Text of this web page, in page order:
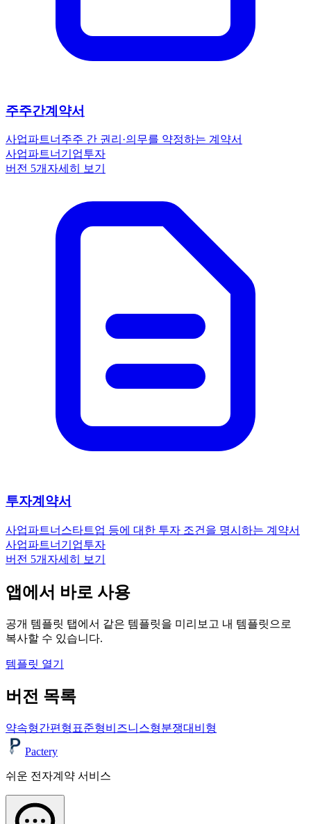
주주간계약서
사업파트너 주주 간 권리·의무를 약정하는 계약서
사업파트너 기업투자
버전 5개 자세히 보기
투자계약서
사업파트너 스타트업 등에 대한 투자 조건을 명시하는 계약서
사업파트너 기업투자
버전 5개 자세히 보기
앱에서 바로 사용
공개 템플릿 탭에서 같은 템플릿을 미리보고 내 템플릿으로
복사할 수 있습니다.
템플릿 열기
버전 목록
약속형간편형 표준형비즈니스형분쟁대비형
Pactery
쉬운 전자계약 서비스